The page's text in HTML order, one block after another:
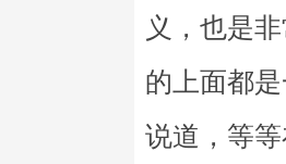
义，也是
的上面都
说道，等